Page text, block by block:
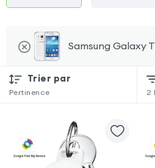
Samsung Galaxy
Trier par
Pertinence 2